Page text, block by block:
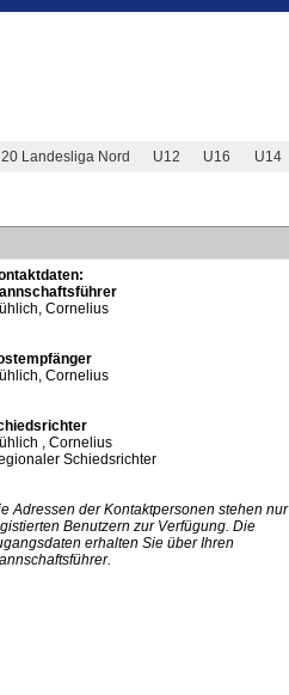
Landesliga Nord U12 U16 U14
Cornelius
Cornelius
, Cornelius
Schiedsrichter
Adressen der Kontaktpersonen stehen nur
Benutzern zur Verfügung. Die
erhalten Sie über Ihren